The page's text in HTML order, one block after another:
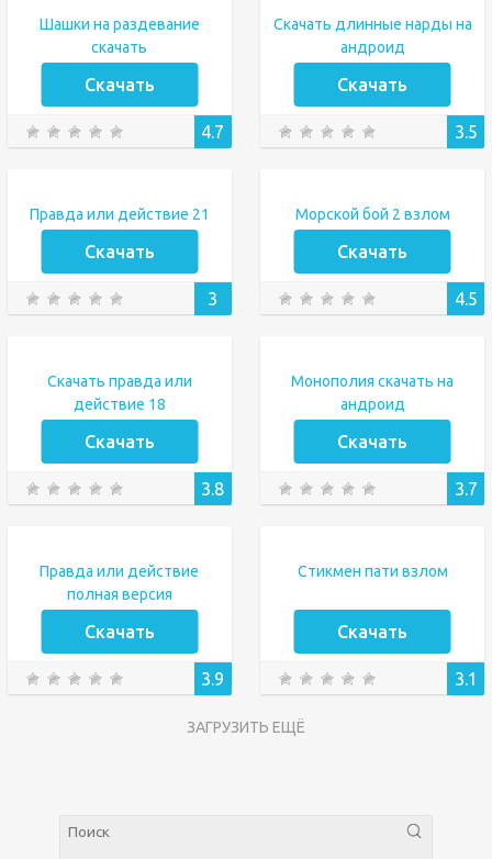
Шашки на раздевание
скачать
Скачать
4.7
Скачать длинные нарды на
андроид
Скачать
3.5
Правда или действие 21
Скачать
3
Морской бой 2 взлом
Скачать
4.5
Скачать правда или
действие 18
Скачать
3.8
Монополия скачать на
андроид
Скачать
3.7
Правда или действие
полная версия
Скачать
3.9
Стикмен пати взлом
Скачать
3.1
ЗАГРУЗИТЬ ЕЩЁ